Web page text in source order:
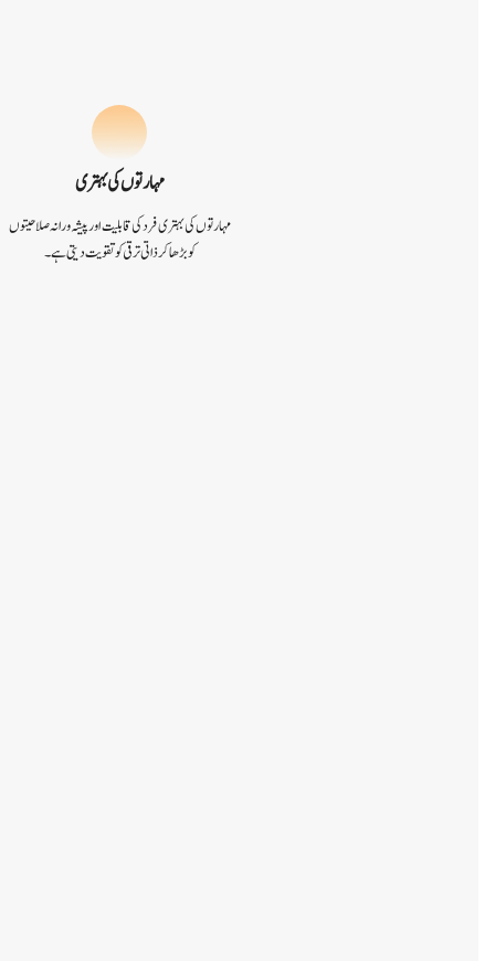
مہارتوں کی بہتری
مہارتوں کی بہتری فرد کی قابلیت اور پیشہ ورانہ صلاحیتوں
کو بڑھا کر ذاتی ترقی کو تقویت دیتی ہے۔